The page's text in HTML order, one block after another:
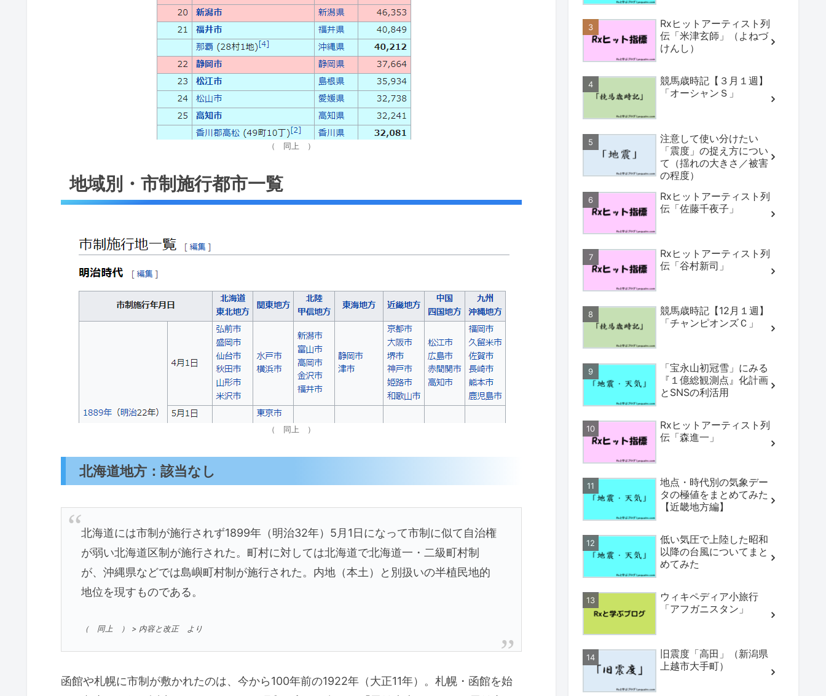
（ 同上 ）
地域別・市制施行都市一覧
（ 同上 ）
北海道地方：該当なし
北海道には市制が施行されず1899年（明治32年）5月1日になって市制に似て自治権
が弱い北海道区制が施行された。町村に対しては北海道で北海道一・二級町村制
が、沖縄県などでは島嶼町村制が施行された。内地（本土）と別扱いの半植民地的
地位を現すものである。
（ 同上 ） > 内容と改正 より
函館や札幌に市制が敷かれたのは、今から100年前の1922年（大正11年）。札幌・函館を始
Rxヒットアーティスト列
伝「米津玄師」（よねづ
けんし）
競馬歳時記【３月１週】
「オーシャンＳ」
注意して使い分けたい
「震度」の捉え方につい
て（揺れの大きさ／被害
の程度）
Rxヒットアーティスト列
伝「佐藤千夜子」
Rxヒットアーティスト列
伝「谷村新司」
競馬歳時記【12月１週】
「チャンピオンズＣ」
「宝永山初冠雪」にみる
『１億総観測点』化計画
とSNSの利活用
Rxヒットアーティスト列
伝「森進一」
地点・時代別の気象デー
タの極値をまとめてみた
【近畿地方編】
低い気圧で上陸した昭和
以降の台風についてまと
めてみた
ウィキペディア小旅行
「アフガニスタン」
旧震度「高田」（新潟県
上越市大手町）